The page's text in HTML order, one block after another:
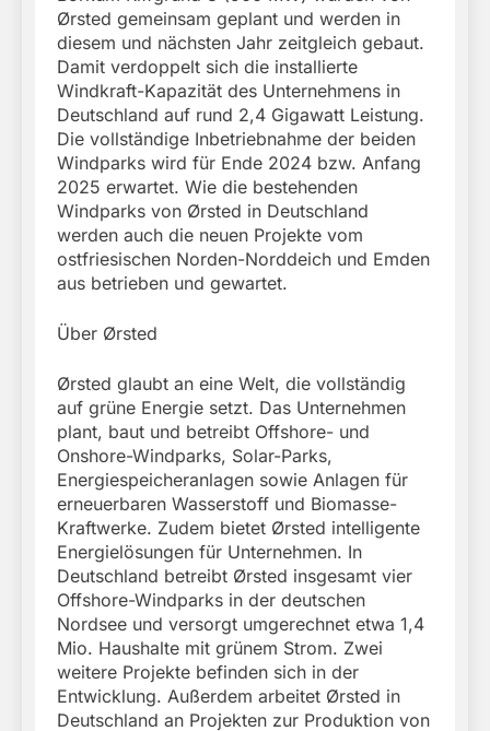
Ørsted gemeinsam geplant und werden in
diesem und nächsten Jahr zeitgleich gebaut.
Damit verdoppelt sich die installierte
Windkraft-Kapazität des Unternehmens in
Deutschland auf rund 2,4 Gigawatt Leistung.
Die vollständige Inbetriebnahme der beiden
Windparks wird für Ende 2024 bzw. Anfang
2025 erwartet. Wie die bestehenden
Windparks von Ørsted in Deutschland
werden auch die neuen Projekte vom
ostfriesischen Norden-Norddeich und Emden
aus betrieben und gewartet.
Über Ørsted
Ørsted glaubt an eine Welt, die vollständig
auf grüne Energie setzt. Das Unternehmen
plant, baut und betreibt Offshore- und
Onshore-Windparks, Solar-Parks,
Energiespeicheranlagen sowie Anlagen für
erneuerbaren Wasserstoff und Biomasse-
Kraftwerke. Zudem bietet Ørsted intelligente
Energielösungen für Unternehmen. In
Deutschland betreibt Ørsted insgesamt vier
Offshore-Windparks in der deutschen
Nordsee und versorgt umgerechnet etwa 1,4
Mio. Haushalte mit grünem Strom. Zwei
weitere Projekte befinden sich in der
Entwicklung. Außerdem arbeitet Ørsted in
Deutschland an Projekten zur Produktion von